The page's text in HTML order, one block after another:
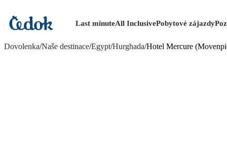
Last minuteAll InclusivePobytové zájazdy
Dovolenka/Naše destinace/Egypt/Hurghada/Hotel Mercure